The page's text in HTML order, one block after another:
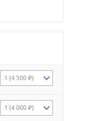
1 (4 500 ₽)
1 (4 000 ₽)